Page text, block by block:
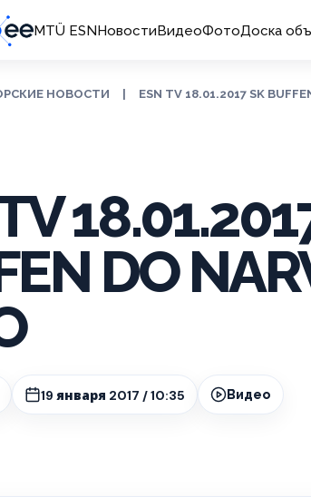
MTÜ ESNНовостиВидеоФотоДоска
НОВОСТИ ESN TV 18.01.2017 SK
DO
19 января 2017 / 10:35 Видео